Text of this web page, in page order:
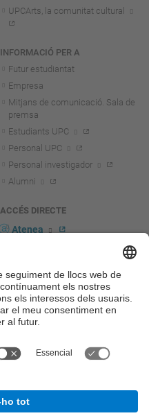
UPCArts, la comunitat cultural
INFORMACIÓ PER A
Futur estudiantat
Empresa
Mitjans de comunicació. Sala de
premsa
Estudiants UPC
Personal UPC
Personal investigador
Alumni
ACCÉS DIRECTE
Atenea
Seu electrònica
Identitat digital
Serveis TIC
Portal del Personal UPC
Marca corporativa